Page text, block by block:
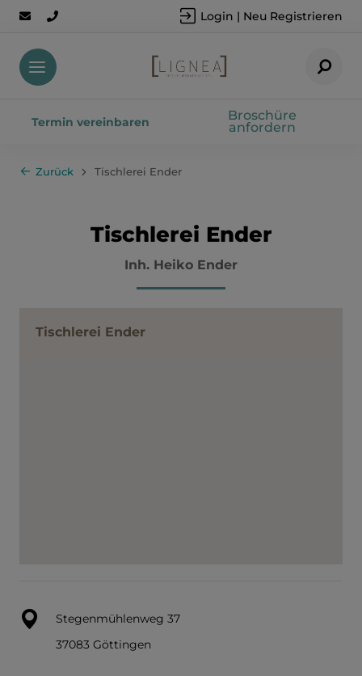
Login | Neu Registrieren
Termin vereinbaren Broschüre
anfordern
Zurück Tischlerei Ender
Tischlerei Ender
Inh. Heiko Ender
Tischlerei Ender
Stegenmühlenweg 37
37083 Göttingen